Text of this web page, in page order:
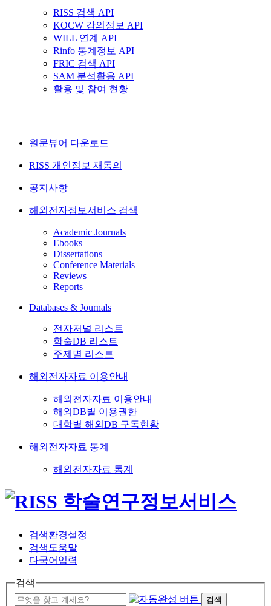
RISS 검색 API
KOCW 강의정보 API
WILL 연계 API
Rinfo 통계정보 API
FRIC 검색 API
SAM 분석활용 API
활용 및 참여 현황
원문뷰어 다운로드
RISS 개인정보 재동의
공지사항
해외전자정보서비스 검색
Academic Journals
Ebooks
Dissertations
Conference Materials
Reviews
Reports
Databases & Journals
전자저널 리스트
학술DB 리스트
주제별 리스트
해외전자자료 이용안내
해외전자자료 이용안내
해외DB별 이용권한
대학별 해외DB 구독현황
해외전자자료 통계
해외전자자료 통계
검색환경설정
검색도움말
다국어입력
검색
검색